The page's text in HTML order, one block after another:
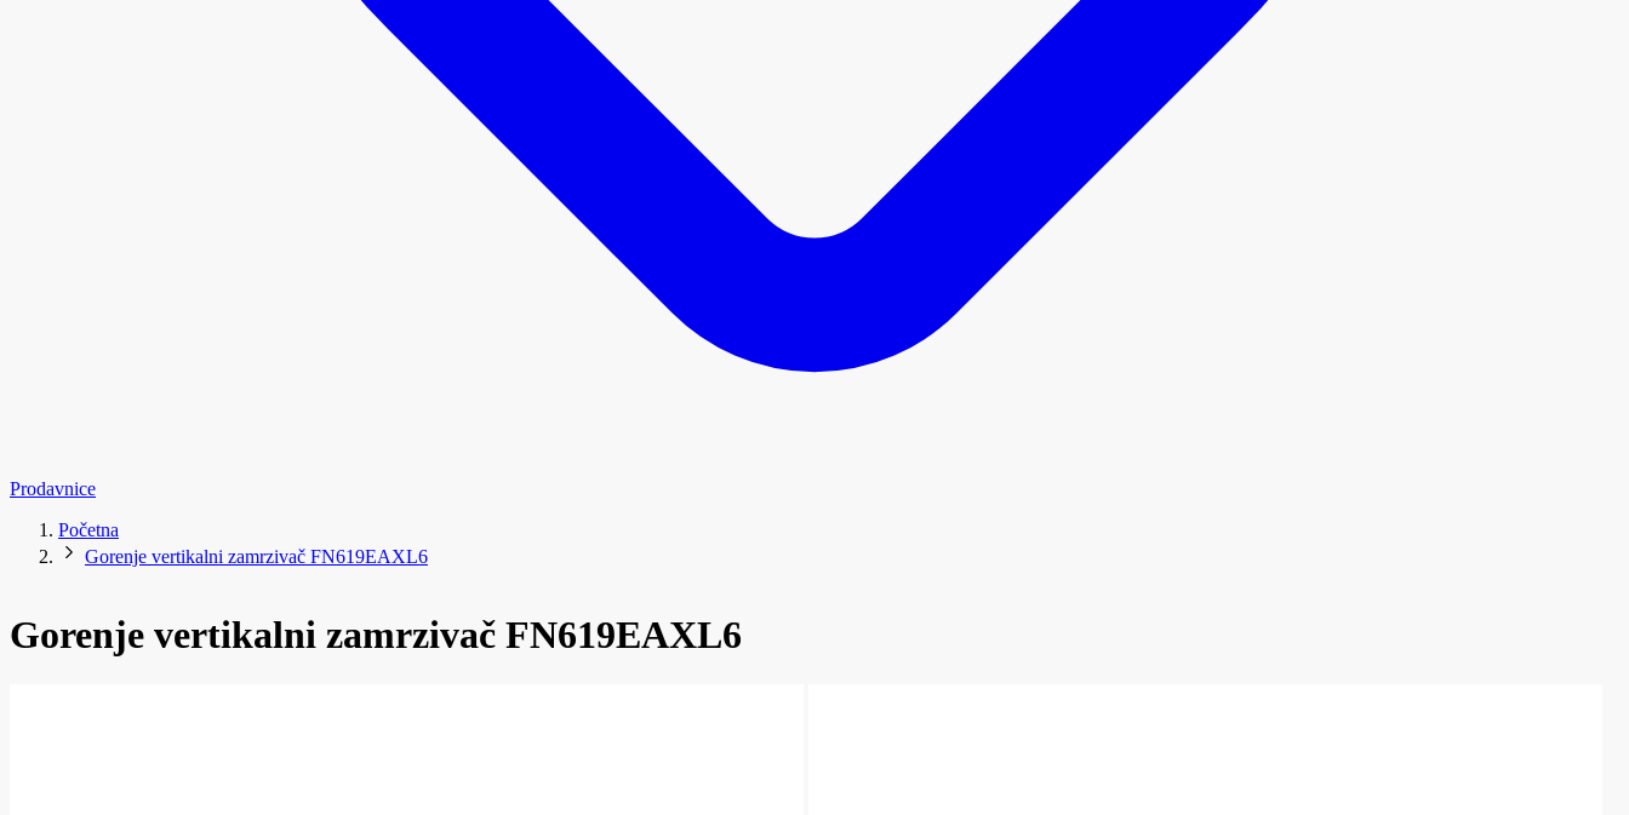
Prodavnice
Početna
Gorenje vertikalni zamrzivač FN619EAXL6
Gorenje vertikalni zamrzivač FN619EAXL6